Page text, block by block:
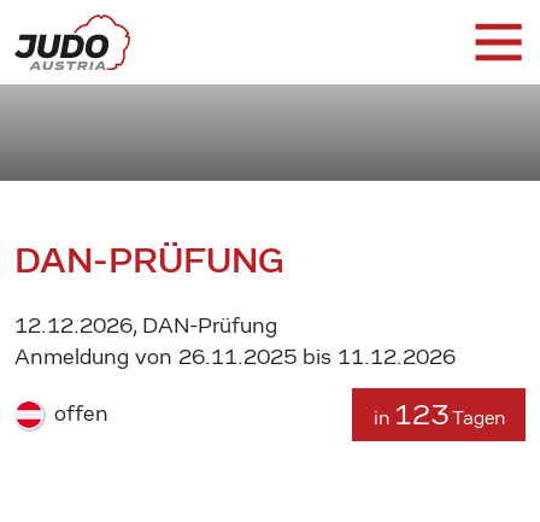
DAN-PRÜFUNG
12.12.2026, DAN-Prüfung
Anmeldung von 26.11.2025 bis 11.12.2026
offen in 123Tagen